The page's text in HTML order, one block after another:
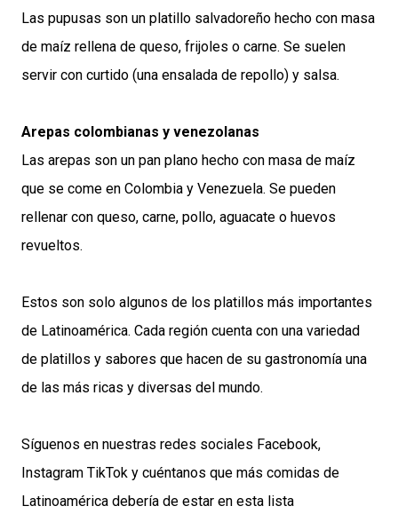
Las pupusas son un platillo salvadoreño hecho con masa
de maíz rellena de queso, frijoles o carne. Se suelen
servir con curtido (una ensalada de repollo) y salsa.
Arepas colombianas y venezolanas
Las arepas son un pan plano hecho con masa de maíz
que se come en Colombia y Venezuela. Se pueden
rellenar con queso, carne, pollo, aguacate o huevos
revueltos.
Estos son solo algunos de los platillos más importantes
de Latinoamérica. Cada región cuenta con una variedad
de platillos y sabores que hacen de su gastronomía una
de las más ricas y diversas del mundo.
Síguenos en nuestras redes sociales Facebook,
Instagram TikTok y cuéntanos que más comidas de
Latinoamérica debería de estar en esta lista